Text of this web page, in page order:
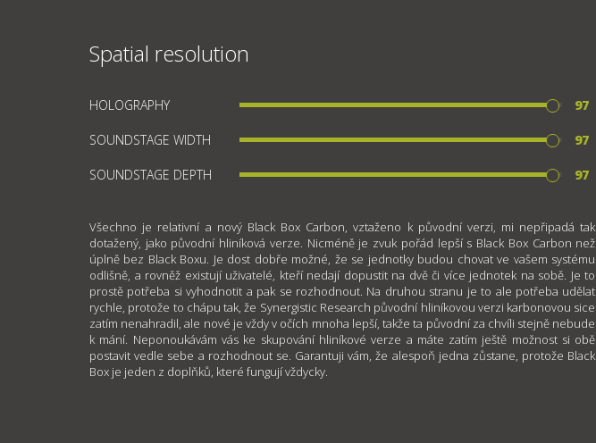
Spatial resolution
HOLOGRAPHY 97
SOUNDSTAGE WIDTH 97
SOUNDSTAGE DEPTH 97
Všechno je relativní a nový Black Box Carbon, vztaženo k původní verzi, mi nepřipadá tak
dotažený, jako původní hliníková verze. Nicméně je zvuk pořád lepší s Black Box Carbon než
úplně bez Black Boxu. Je dost dobře možné, že se jednotky budou chovat ve vašem systému
odlišně, a rovněž existují uživatelé, kteří nedají dopustit na dvě či více jednotek na sobě. Je to
prostě potřeba si vyhodnotit a pak se rozhodnout. Na druhou stranu je to ale potřeba udělat
rychle, protože to chápu tak, že Synergistic Research původní hliníkovou verzi karbonovou sice
zatím nenahradil, ale nové je vždy v očích mnoha lepší, takže ta původní za chvíli stejně nebude
k mání. Neponoukávám vás ke skupování hliníkové verze a máte zatím ještě možnost si obě
postavit vedle sebe a rozhodnout se. Garantuji vám, že alespoň jedna zůstane, protože Black
Box je jeden z doplňků, které fungují vždycky.